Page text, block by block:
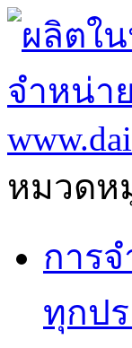
หมวดห
การ
ทุกป